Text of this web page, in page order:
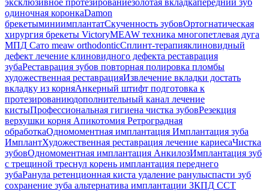
эксклюзивное протезированиезолотая вкладкапередний зуб
одиночная коронкаDamon
брекетыминиимплантатСкученность зубовОртогнатическая
хирургия брекеты VictoryMEAW техника многопетлевая дуга
МПД Сато meaw orthodonticСплинт-терапияклиновидный
дефект лечение клиновидного дефекта реставрация
зубаРеставрация зубов повторная полировка пломбы
художественная реставрацияИзвлечение вкладки достать
вкладку из корняАнкерный штифт подготовка к
протезированиюдополнительный канал лечение
кистыПрофессиональная гигиена чистка зубовРезекция
верхушки корня Апикотомия Ретроградная
обработкаОдномоментная имплантация Имплантация зуба
ИмплантХудожественная реставрация лечение кариесаЧистка
зубовОдномоментная имплантация АнкилозИмплантация зуб
с трещиной треснул корень имплантация переднего
зубаРанула ретенционная киста удаление ранулыспасти зуб
сохранение зуба альтернатива имплантации ЗКПД ССТ